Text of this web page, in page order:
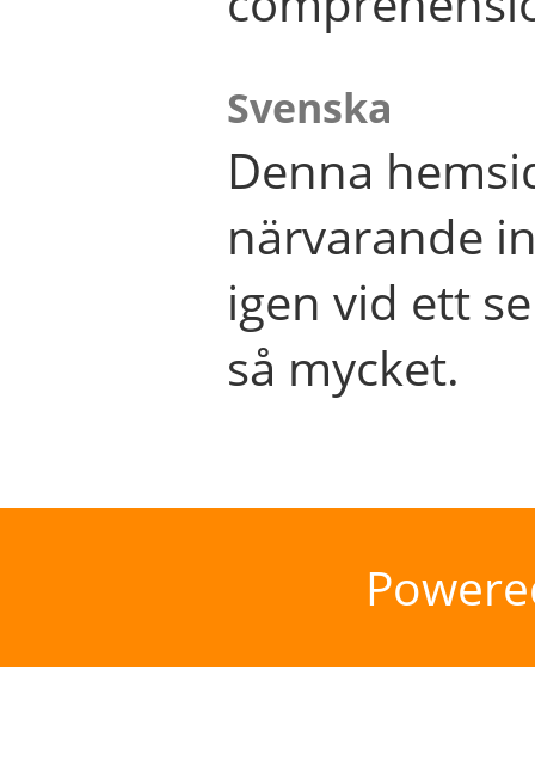
Svenska
Denna
närvarande
igen vid ett
så mycket.